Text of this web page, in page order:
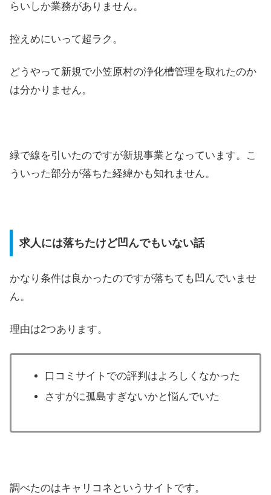
らいしか業務がありません。
控えめにいって超ラク。
どうやって新規で小笠原村の浄化槽管理を取れたのか
は分かりません。
緑で線を引いたのですが新規事業となっています。こ
ういった部分が落ちた経緯かも知れません。
求人には落ちたけど凹んでもいない話
かなり条件は良かったのですが落ちても凹んでいませ
ん。
理由は2つあります。
口コミサイトでの評判はよろしくなかった
さすがに孤島すぎないかと悩んでいた
調べたのはキャリコネというサイトです。